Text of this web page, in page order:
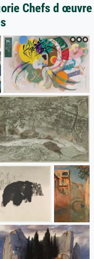
Chefs d œuvre